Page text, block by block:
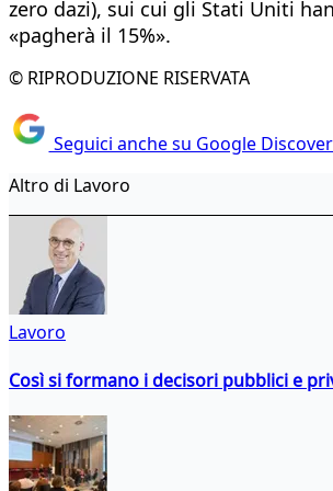
zero dazi), sui cui gli Stati Uniti
«pagherà il 15%».
© RIPRODUZIONE RISERVATA
Seguici anche su Google
Altro di Lavoro
Lavoro
Così si formano i decisori pubblici e